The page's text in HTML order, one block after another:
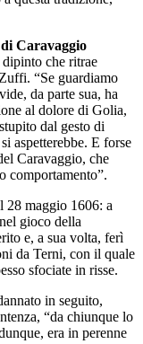
di Caravaggio
dipinto che ritrae
“Se guardiamo
da parte sua, ha
al dolore di Golia,
dal gesto di
aspetterebbe. E forse
Caravaggio, che
comportamento”.
28 maggio 1606: a
gioco della
e, a sua volta, ferì
da Terni, con il quale
sfociate in risse.
in seguito,
“da chiunque lo
era in perenne